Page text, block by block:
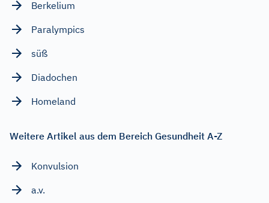
Berkelium
Paralympics
süß
Diadochen
Homeland
Weitere Artikel aus dem Bereich Gesundheit A-Z
Konvulsion
a.v.